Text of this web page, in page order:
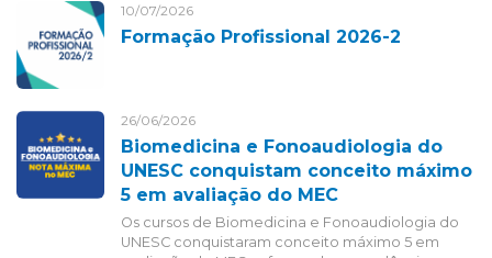
10/07/2026
Formação Profissional 2026-2
26/06/2026
Biomedicina e Fonoaudiologia do
UNESC conquistam conceito máximo
5 em avaliação do MEC
Os cursos de Biomedicina e Fonoaudiologia do
UNESC conquistaram conceito máximo 5 em